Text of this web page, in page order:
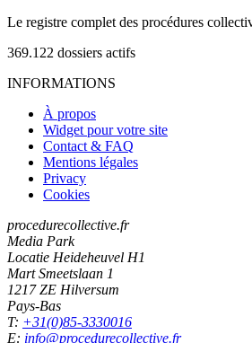
Le registre complet des procédures
369.122 dossiers actifs
INFORMATIONS
À propos
Widget pour votre site
Contact & FAQ
Mentions légales
Privacy
Cookies
procedurecollective.fr
Media Park
Locatie Heideheuvel H1
Mart Smeetslaan 1
1217 ZE Hilversum
Pays-Bas
T: +31(0)85-3330016
E: info@procedurecollective.fr